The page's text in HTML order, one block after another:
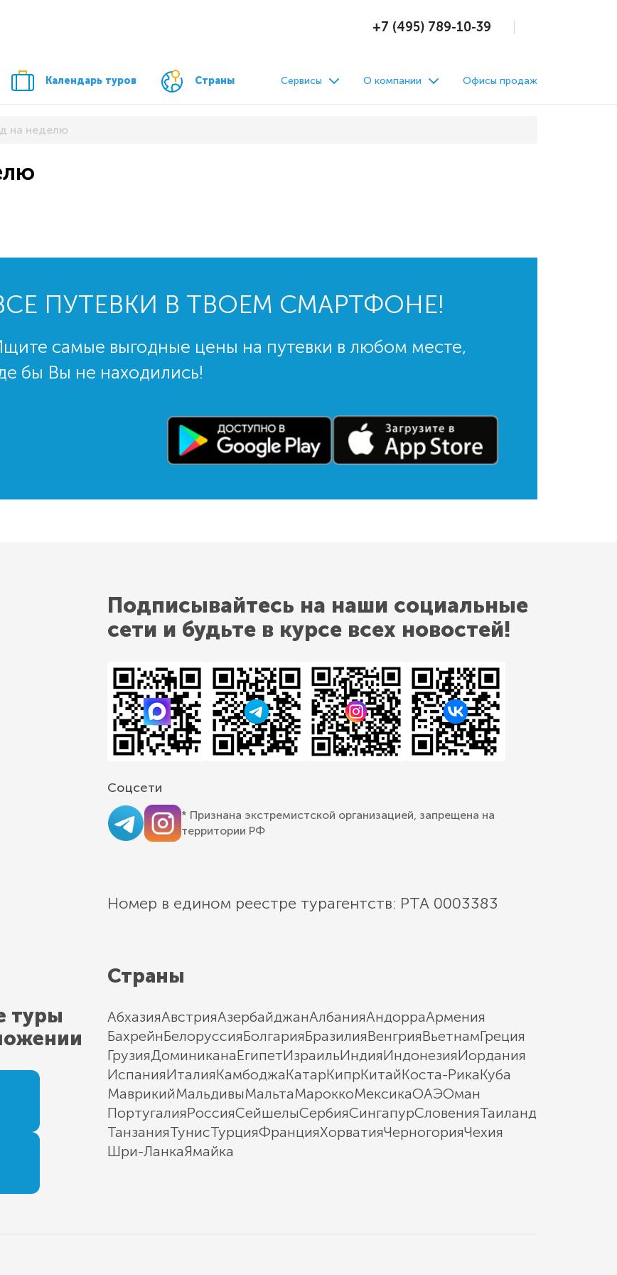
+7 (495) 789-10-39
Календарь туров Страны Сервисы О компании Офисы продаж
на неделю
ПУТЕВКИ В ТВОЕМ СМАРТФОНЕ!
самые выгодные цены на путевки в любом месте,
бы Вы не находились!
туры
Подписывайтесь на наши социальные
сети и будьте в курсе всех новостей!
Соцсети
* Признана экстремистской организацией, запрещена на
территории РФ
Номер в едином реестре турагентств: РТА 0003383
Страны
АбхазияАвстрияАзербайджанАлбанияАндорраАрмения
БахрейнБелоруссияБолгарияБразилияВенгрияВьетнамГреция
ГрузияДоминиканаЕгипетИзраильИндияИндонезияИордания
ИспанияИталияКамбоджаКатарКипрКитайКоста-РикаКуба
МаврикийМальдивыМальтаМароккоМексикаОАЭОман
ПортугалияРоссияСейшелыСербияСингапурСловенияТаиланд
ТанзанияТунисТурцияФранцияХорватияЧерногорияЧехия
Шри-ЛанкаЯмайка